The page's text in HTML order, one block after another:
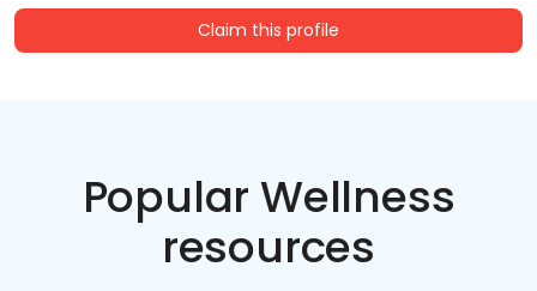
Claim this profile
Popular Wellness
resources